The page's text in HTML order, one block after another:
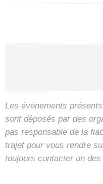
Les événements
sont déposés par des
pas responsable de la
trajet pour vous rendre
toujours contacter un